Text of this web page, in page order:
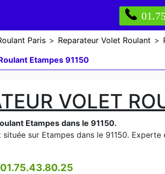
Paris > Reparateur Volet Roulant >
Etampes 91150
VOLET
Etampes dans le 91150.
sur Etampes dans le 91150.
01.75.43.80.25